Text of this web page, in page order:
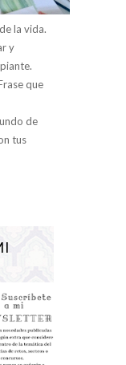
la vida.
y
que
de
tus